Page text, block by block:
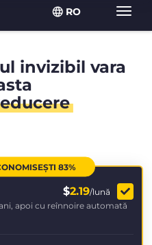
RO
invizibil vara
83%
$2.19/lună
apoi cu reînnoire automată